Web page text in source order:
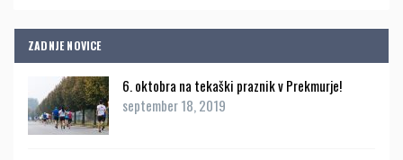
ZADNJE NOVICE
6. oktobra na tekaški praznik v Prekmurje!
september 18, 2019